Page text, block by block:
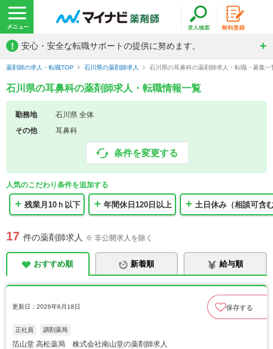
! 安心・安全な転職サポートの提供に努めます。
薬剤師の求人・転職TOP 石川県の薬剤師求人 石川県の耳鼻科の薬剤師求人・転職・募集一
石川県の耳鼻科の薬剤師求人・転職情報一覧
勤務地
石川県 全体
その他
耳鼻科
条件を変更する
人気のこだわり条件を追加する
残業月10ｈ以下 年間休日120日以上 土日休み（相談可含
17 件の薬剤師求人 ※ 非公開求人を除く
おすすめ順 新着順 給与順
更新日：2026年6月18日 保存する
正社員 調剤薬局
箔山堂 高松薬局 株式会社南山堂の薬剤師求人